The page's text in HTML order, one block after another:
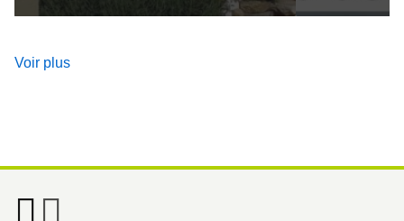
Voir plus